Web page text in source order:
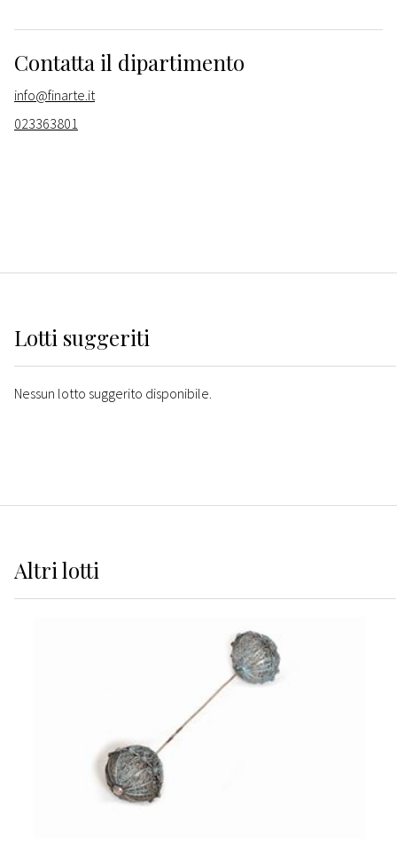
Contatta il dipartimento
info@finarte.it
023363801
Lotti suggeriti
Nessun lotto suggerito disponibile.
Altrilotti